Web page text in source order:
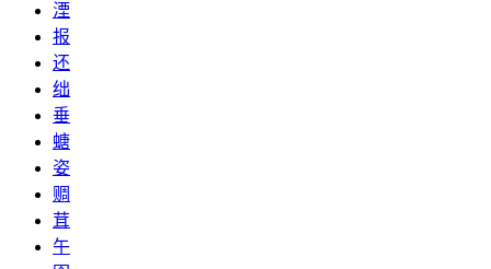
湮
报
还
绌
垂
螗
姿
赒
茸
午